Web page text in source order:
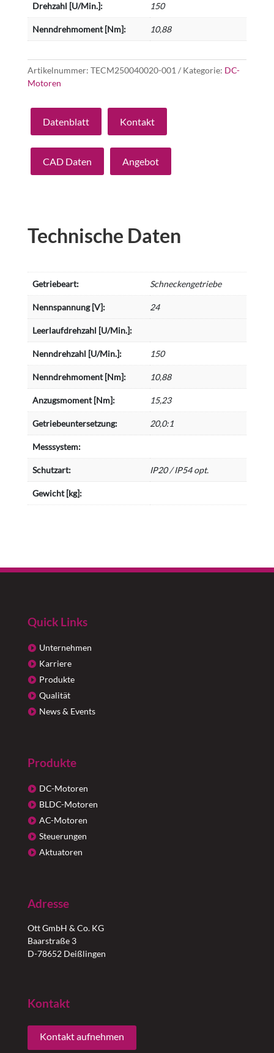
Drehzahl [U/Min.]: 150
Nenndrehmoment [Nm]: 10,88
Artikelnummer: TECM250040020-001 Kategorie: DC-
Motoren
Datenblatt Kontakt
CAD Daten Angebot
Technische Daten
Getriebeart: Schneckengetriebe
Nennspannung [V]: 24
Leerlaufdrehzahl [U/Min.]:
Nenndrehzahl [U/Min.]: 150
Nenndrehmoment [Nm]: 10,88
Anzugsmoment [Nm]: 15,23
Getriebeuntersetzung: 20,0:1
Messsystem:
Schutzart: IP20 / IP54 opt.
Gewicht [kg]:
Quick Links
Unternehmen
Karriere
Produkte
Qualität
News & Events
Produkte
DC-Motoren
BLDC-Motoren
AC-Motoren
Steuerungen
Aktuatoren
Adresse
Ott GmbH & Co. KG
Baarstraße 3
D-78652 Deißlingen
Kontakt
Kontakt aufnehmen